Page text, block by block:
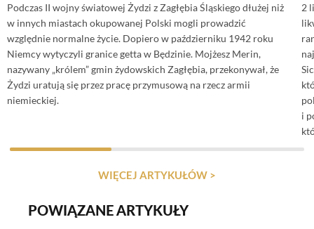
Podczas II wojny światowej Żydzi z Zagłębia Śląskiego dłużej niż
w innych miastach okupowanej Polski mogli prowadzić
względnie normalne życie. Dopiero w październiku 1942 roku
Niemcy wytyczyli granice getta w Będzinie. Mojżesz Merin,
nazywany „królem” gmin żydowskich Zagłębia, przekonywał, że
Żydzi uratują się przez pracę przymusową na rzecz armii
niemieckiej.
2
i
WIĘCEJ ARTYKUŁÓW >
POWIĄZANE ARTYKUŁY